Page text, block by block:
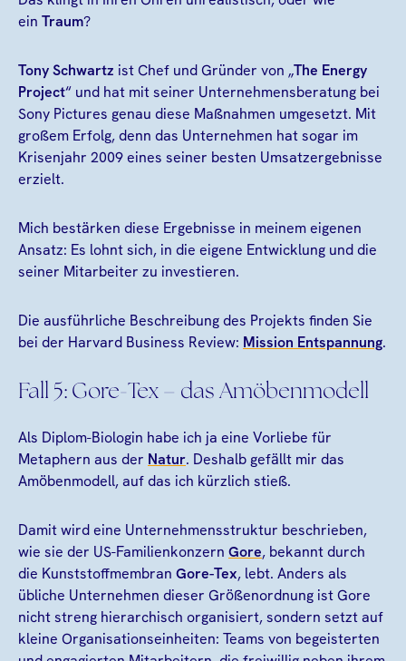
ein Traum?
Tony Schwartz ist Chef und Gründer von „The Energy
Project“ und hat mit seiner Unternehmensberatung bei
Sony Pictures genau diese Maßnahmen umgesetzt. Mit
großem Erfolg, denn das Unternehmen hat sogar im
Krisenjahr 2009 eines seiner besten Umsatzergebnisse
erzielt.
Mich bestärken diese Ergebnisse in meinem eigenen
Ansatz: Es lohnt sich, in die eigene Entwicklung und die
seiner Mitarbeiter zu investieren.
Die ausführliche Beschreibung des Projekts finden Sie
bei der Harvard Business Review: Mission Entspannung.
Fall 5: Gore-Tex – das Amöbenmodell
Als Diplom-Biologin habe ich ja eine Vorliebe für
Metaphern aus der Natur. Deshalb gefällt mir das
Amöbenmodell, auf das ich kürzlich stieß.
Damit wird eine Unternehmensstruktur beschrieben,
wie sie der US-Familienkonzern Gore, bekannt durch
die Kunststoffmembran Gore-Tex, lebt. Anders als
übliche Unternehmen dieser Größenordnung ist Gore
nicht streng hierarchisch organisiert, sondern setzt auf
kleine Organisationseinheiten: Teams von begeisterten